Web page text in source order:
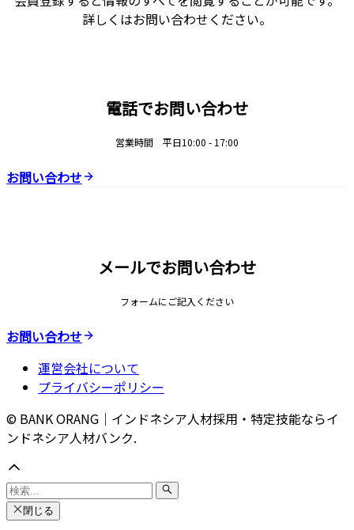
詳しくはお問い合わせください。
電話でお問い合わせ
営業時間 平日10:00 - 17:00
お問い合わせ
メールでお問い合わせ
フォームにご記入ください
お問い合わせ
運営会社について
プライバシーポリシー
© BANK ORANG｜インドネシア人材採用・特定技能ならイ
ンドネシア人材バンク.
閉じる